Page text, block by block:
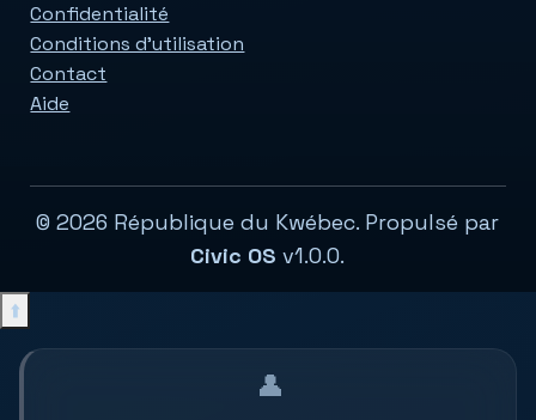
Confidentialité
Conditions d'utilisation
Contact
Aide
© 2026 République du Kwébec. Propulsé par
Civic OS v1.0.0.
⬆️
👤